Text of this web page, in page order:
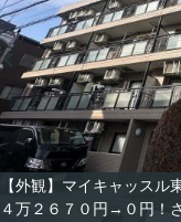
【外観】マイキャッス
４万２６７０円→０円！